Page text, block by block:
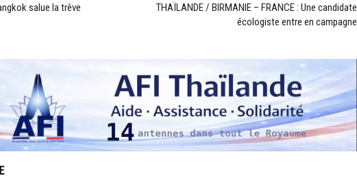
salue la trêve
THAÏLANDE / BIRMANIE – FRANCE : Une candidate
écologiste entre en campagne